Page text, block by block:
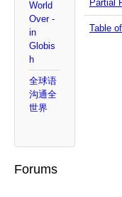
World
Over -
in
Globis
h
全球语
沟通全
世界
Forums
Partial
Table